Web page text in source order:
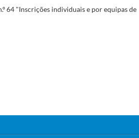
64 "Inscrições individuais e por equipas de